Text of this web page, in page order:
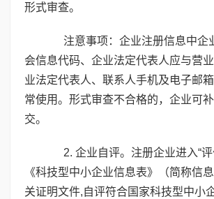
形式审查。
注意事项：企业注册信息中企
会信息代码、企业法定代表人应与营
业法定代表人、联系人手机及电子邮
常使用。形式审查不合格的，企业可
交。
2. 企业自评。注册企业进入“评
《科技型中小企业信息表》（简称信
关证明文件,自评符合国家科技型中小